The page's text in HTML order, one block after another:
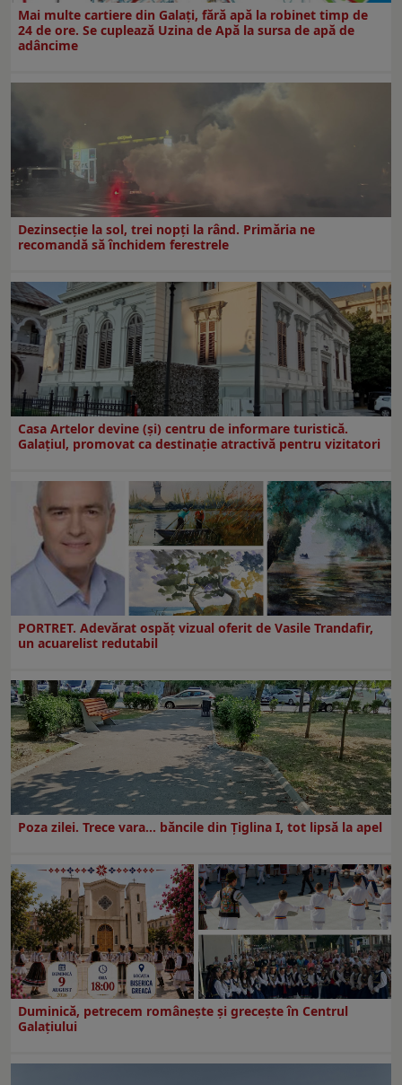
Mai multe cartiere din Galați, fără apă la robinet timp de
24 de ore. Se cuplează Uzina de Apă la sursa de apă de
adâncime
Dezinsecţie la sol, trei nopţi la rând. Primăria ne
recomandă să închidem ferestrele
Casa Artelor devine (şi) centru de informare turistică.
Galaţiul, promovat ca destinaţie atractivă pentru vizitatori
PORTRET. Adevărat ospăț vizual oferit de Vasile Trandafir,
un acuarelist redutabil
Poza zilei. Trece vara… băncile din Ţiglina I, tot lipsă la apel
Duminică, petrecem româneşte şi greceşte în Centrul
Galaţiului